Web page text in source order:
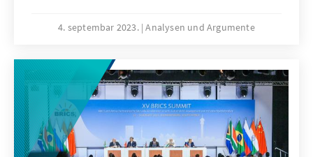
frühen Karrierephasen diskutiert. Eine
Personalpolitik der Hochschulen und
außeruniversitären Forschungseinrichtungen
spielen, die die Leistungsfähigkeit der
jeweiligen Forschenden in den Blick nimmt,
sie offen und ehrlich berät, und sie
entsprechend unterstützt und fördert.
4. septembar 2023. Analysen und Argumente